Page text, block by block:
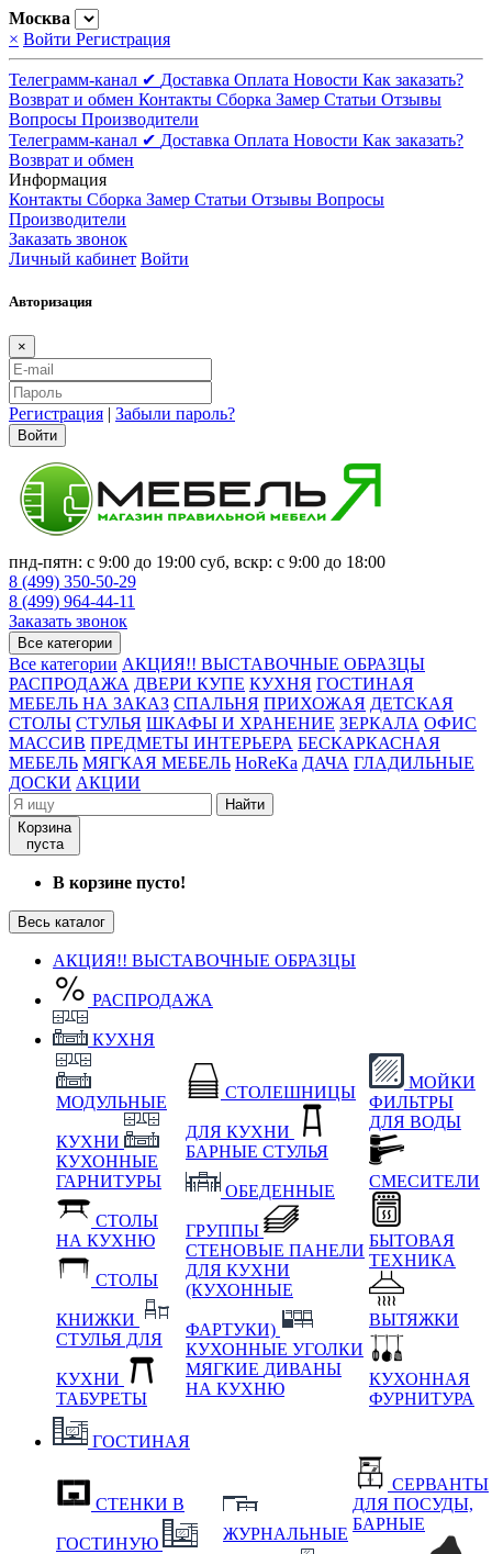
Москва
× Войти Регистрация
Телеграмм-канал ✔ Доставка Оплата Новости Как заказать?
Возврат и обмен Контакты Сборка Замер Статьи Отзывы
Вопросы Производители
Телеграмм-канал ✔ Доставка Оплата Новости Как заказать?
Возврат и обмен
Информация
Контакты Сборка Замер Статьи Отзывы Вопросы
Производители
Заказать звонок
Личный кабинет Войти
Авторизация
×
Регистрация | Забыли пароль?
Войти
пнд-пятн: с 9:00 до 19:00 суб, вскр: с 9:00 до 18:00
8 (499) 350-50-29
8 (499) 964-44-11
Заказать звонок
Все категории
Все категории АКЦИЯ!! ВЫСТАВОЧНЫЕ ОБРАЗЦЫ
РАСПРОДАЖА ДВЕРИ КУПЕ КУХНЯ ГОСТИНАЯ
МЕБЕЛЬ НА ЗАКАЗ СПАЛЬНЯ ПРИХОЖАЯ ДЕТСКАЯ
СТОЛЫ СТУЛЬЯ ШКАФЫ И ХРАНЕНИЕ ЗЕРКАЛА ОФИС
МАССИВ ПРЕДМЕТЫ ИНТЕРЬЕРА БЕСКАРКАСНАЯ
МЕБЕЛЬ МЯГКАЯ МЕБЕЛЬ HoReKa ДАЧА ГЛАДИЛЬНЫЕ
ДОСКИ АКЦИИ
Найти
Корзина
пуста
В корзине пусто!
Весь каталог
АКЦИЯ!! ВЫСТАВОЧНЫЕ ОБРАЗЦЫ
РАСПРОДАЖА
КУХНЯ
МОДУЛЬНЫЕ
КУХНИ
КУХОННЫЕ
ГАРНИТУРЫ
СТОЛЫ
НА КУХНЮ
СТОЛЫ
КНИЖКИ
СТУЛЬЯ ДЛЯ
КУХНИ
ТАБУРЕТЫ
СТОЛЕШНИЦЫ
ДЛЯ КУХНИ
БАРНЫЕ СТУЛЬЯ
ОБЕДЕННЫЕ
ГРУППЫ
СТЕНОВЫЕ ПАНЕЛИ
ДЛЯ КУХНИ
(КУХОННЫЕ
ФАРТУКИ)
КУХОННЫЕ УГОЛКИ
МЯГКИЕ ДИВАНЫ
НА КУХНЮ
МОЙКИ
ФИЛЬТРЫ
ДЛЯ ВОДЫ
СМЕСИТЕЛИ
БЫТОВАЯ
ТЕХНИКА
ВЫТЯЖКИ
КУХОННАЯ
ФУРНИТУРА
ГОСТИНАЯ
СТЕНКИ В
ГОСТИНУЮ
ЖУРНАЛЬНЫЕ
СЕРВАНТЫ
ДЛЯ ПОСУДЫ,
БАРНЫЕ